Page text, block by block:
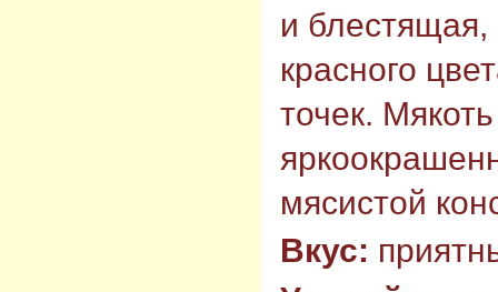
и блестящая,
красного
точек.
мясистой
Вкус: